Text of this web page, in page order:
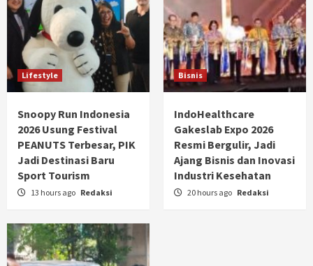
Lifestyle
Snoopy Run Indonesia
2026 Usung Festival
PEANUTS Terbesar, PIK
Jadi Destinasi Baru
Sport Tourism
13 hours ago Redaksi
Bisnis
IndoHealthcare
Gakeslab Expo 2026
Resmi Bergulir, Jadi
Ajang Bisnis dan Inovasi
Industri Kesehatan
20 hours ago Redaksi